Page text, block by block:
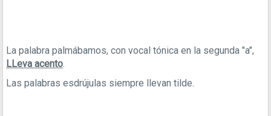
La palabra palmábamos, con vocal tónica en la segunda "a",
LLeva acento.
Las palabras esdrújulas siempre llevan tilde.